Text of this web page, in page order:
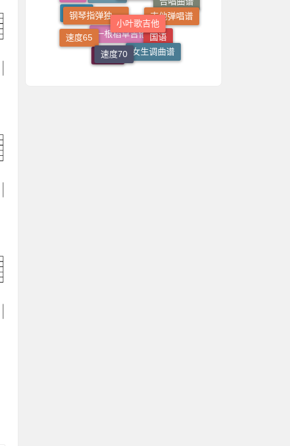
2/4拍
一根稻草吉他
国语
女生调曲谱
速度70
速度65
4/4拍 速度80
吉他指弹独奏谱
合唱曲谱